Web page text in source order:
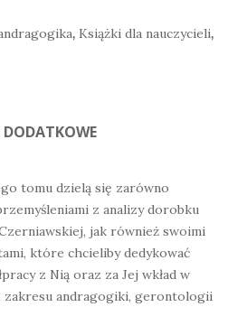
, Książki dla nauczycieli,
DODATKOWE
tomu dzielą się zarówno
z analizy dorobku
jak również swoimi
które chcieliby dedykować
z Nią oraz za Jej wkład w
zakresu andragogiki, gerontologii